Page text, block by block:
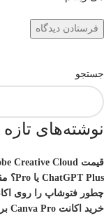
جستجو
نوشته‌های تازه
قیمت Adobe Creative Cloud در ایران چقدر است؟ مقایسه 5 پلن 2026
ChatGPT Plus یا Pro؟ مقایسه‌ی کامل 2026 برای کاربران ایرانی
چطور فتوشاپ را روی
خرید اکانت Canva Pro برای طراحی پوستر حرفه‌ای با 7 مزیت کلیدی